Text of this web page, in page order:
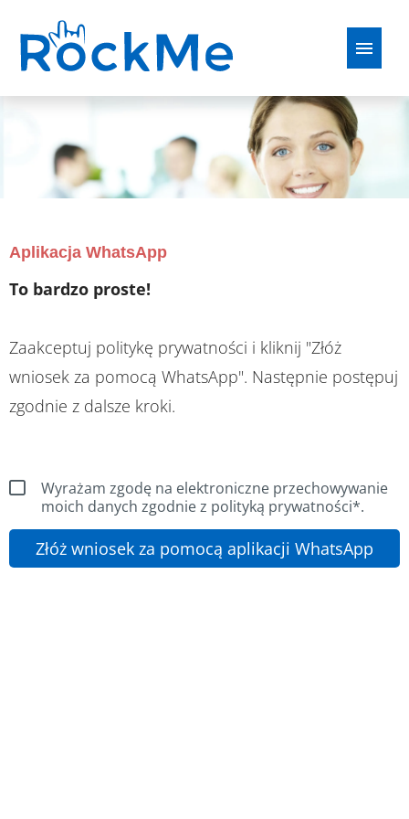
Polskie
Oferty pracy
Aplikacja WhatsApp
To bardzo proste!
Zaakceptuj politykę prywatności i kliknij "Złóż
wniosek za pomocą WhatsApp". Następnie postępuj
zgodnie z dalsze kroki.
Wyrażam zgodę na elektroniczne przechowywanie
moich danych zgodnie z polityką prywatności*.
Złóż wniosek za pomocą aplikacji WhatsApp